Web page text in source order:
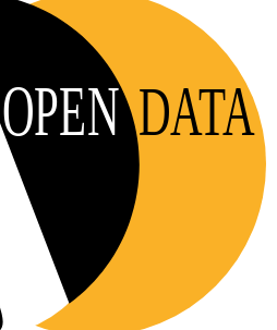
OPEN DATA